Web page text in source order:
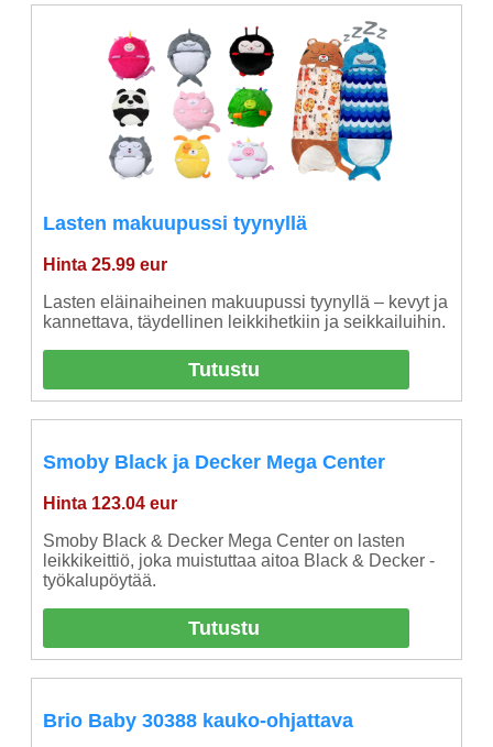
Lasten makuupussi tyynyllä
Hinta 25.99 eur
Lasten eläinaiheinen makuupussi tyynyllä – kevyt ja
kannettava, täydellinen leikkihetkiin ja seikkailuihin.
Tutustu
Smoby Black ja Decker Mega Center
Hinta 123.04 eur
Smoby Black & Decker Mega Center on lasten
leikkikeittiö, joka muistuttaa aitoa Black & Decker -
työkalupöytää.
Tutustu
Brio Baby 30388 kauko-ohjattava